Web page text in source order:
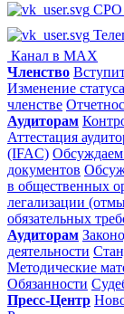
СРО
Канал в MAX
Членство
Изменение статуса
членстве
Аудиторам
Аттестация
(IFAC) Обсуждаем
документов
в общественных
легализации
обязательных
Аудиторам
деятельности
Методические
Обязанности
Пресс-Центр